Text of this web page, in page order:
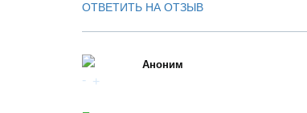
ОТВЕТИТЬ НА ОТЗЫВ
Аноним